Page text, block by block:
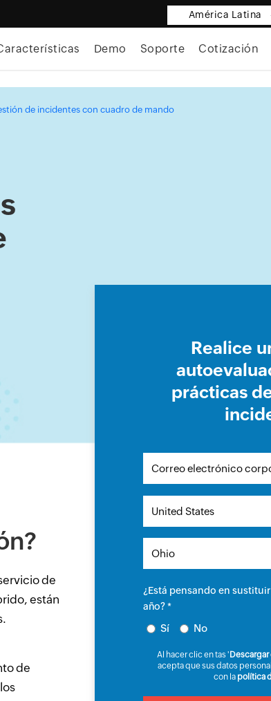
América Latina
Demo Soporte Cotización
de incidentes con cuadro de mando
de
están
de
Realice
prácticas
¿Está pensando en
año? *
Sí No
Al hacer clic en tas '
acepta que sus datos
con la política